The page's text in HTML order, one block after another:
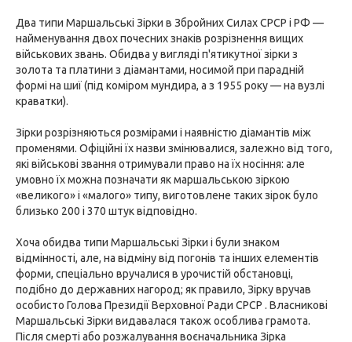
Два типи Маршальські Зірки в Збройних Силах СРСР і РФ —
найменування двох почесних знаків розрізнення вищих
військових звань. Обидва у вигляді п'ятикутної зірки з
золота та платини з діамантами, носимой при парадній
формі на шиї (під коміром мундира, а з 1955 року — на вузлі
краватки).
Зірки розрізняються розмірами і наявністю діамантів між
променями. Офіційні їх назви змінювалися, залежно від того,
які військові звання отримували право на їх носіння: але
умовно їх можна позначати як маршальською зіркою
«великого» і «малого» типу, виготовлене таких зірок було
близько 200 і 370 штук відповідно.
Хоча обидва типи Маршальські Зірки і були знаком
відмінності, але, на відміну від погонів та інших елементів
форми, спеціально вручалися в урочистій обстановці,
подібно до державних нагород; як правило, Зірку вручав
особисто Голова Президії Верховної Ради СРСР . Власникові
Маршальські Зірки видавалася також особлива грамота.
Після смерті або розжалування воєначальника Зірка